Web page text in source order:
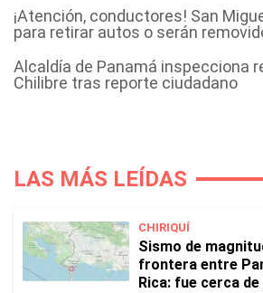
¡Atención, conductores! San
para retirar autos o serán
Alcaldía de Panamá inspecciona
Chilibre tras reporte ciudadano
LAS MÁS LEÍDAS
CHIRIQUÍ
Sismo de
frontera entre
Rica: fue cerca